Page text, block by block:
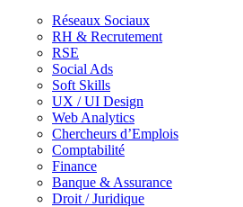
Réseaux Sociaux
RH & Recrutement
RSE
Social Ads
Soft Skills
UX / UI Design
Web Analytics
Chercheurs d’Emplois
Comptabilité
Finance
Banque & Assurance
Droit / Juridique